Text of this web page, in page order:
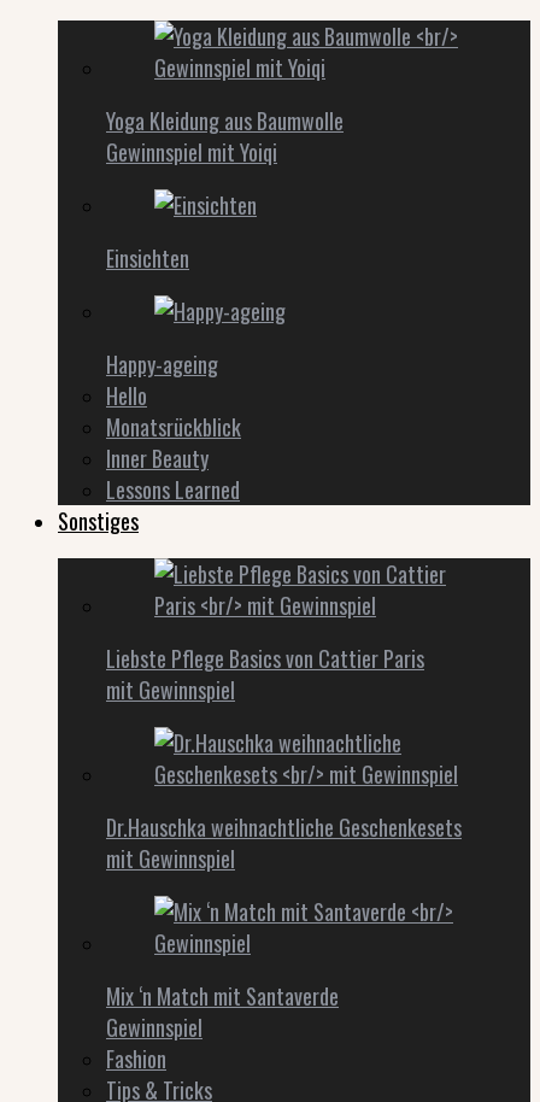
Yoga Kleidung aus Baumwolle
Gewinnspiel mit Yoiqi
Einsichten
Happy-ageing
Hello
Monatsrückblick
Inner Beauty
Lessons Learned
Sonstiges
Liebste Pflege Basics von Cattier Paris
mit Gewinnspiel
Dr.Hauschka weihnachtliche Geschenkesets
mit Gewinnspiel
Mix ‘n Match mit Santaverde
Gewinnspiel
Fashion
Tips & Tricks